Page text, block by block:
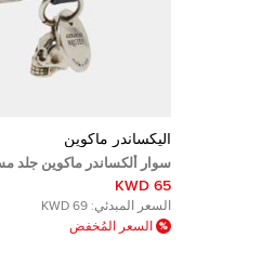
أليكساندر ماكوين
سوار ألكساندر ماكوين جلد
سحر فضي اللون مزدوج
65 KWD
السعر المبدئي: 69 KWD
السعر المُخفض